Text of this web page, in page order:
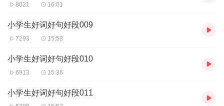
第三方平台传播，违者将追究其法律责任。
4、如在充值/购买环节遇到问题，可以通过页面左上方按
钮，分享至微信内使用微信支付完成购买。
众号【bestxmly】或搜索【喜马拉雅付费精品】来随时咨询
8021 16:01
小学生好词好句好段009
7293 15:58
小学生好词好句好段010
6913 15:36
小学生好词好句好段011